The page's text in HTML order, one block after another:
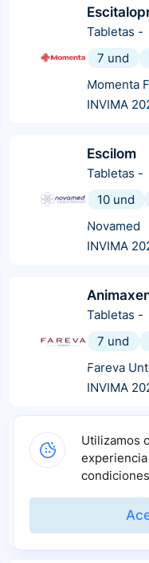
Tabletas -
7 und
Momenta
INVIMA
Escilom
Tabletas -
10 und
Novamed
INVIMA
Tabletas -
7 und
Fareva
INVIMA
Tabletas-
100 und
Hetero
Utilizamos